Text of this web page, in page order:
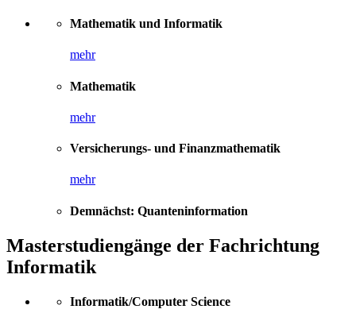
Mathematik und Informatik
mehr
Mathematik
mehr
Versicherungs- und Finanzmathematik
mehr
Demnächst: Quanteninformation
Masterstudiengänge der Fachrichtung
Informatik
Informatik/Computer Science